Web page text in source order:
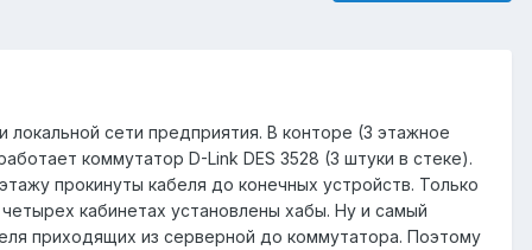
сети предприятия. В конторе (3 этажное
коммутатор D-Link DES 3528 (3 штуки в стеке).
прокинуты кабеля до конечных устройств. Только
кабинетах установлены хабы. Ну и самый
приходящих из серверной до коммутатора. Поэтому